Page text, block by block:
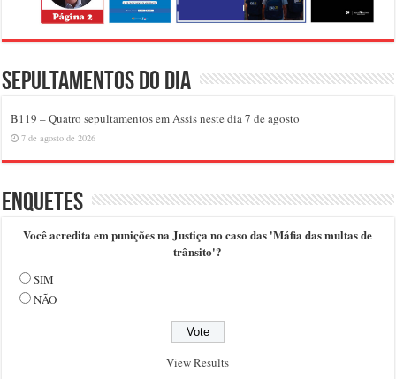
Sepultamentos do dia
B119 – Quatro sepultamentos em Assis neste dia 7 de agosto
7 de agosto de 2026
Enquetes
Você acredita em punições na Justiça no caso das 'Máfia das multas de
trânsito'?
SIM
NÃO
View Results